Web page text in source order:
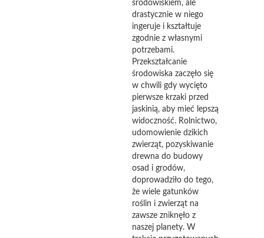
środowiskiem, ale
drastycznie w niego
ingeruje i kształtuje
zgodnie z własnymi
potrzebami.
Przekształcanie
środowiska zaczęło się
w chwili gdy wycięto
pierwsze krzaki przed
jaskinią, aby mieć lepszą
widoczność. Rolnictwo,
udomowienie dzikich
zwierząt, pozyskiwanie
drewna do budowy
osad i grodów,
doprowadziło do tego,
że wiele gatunków
roślin i zwierząt na
zawsze zniknęło z
naszej planety. W